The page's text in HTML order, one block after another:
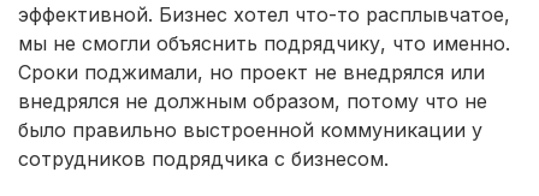
эффективной. Бизнес хотел что-то расплывчатое,
мы не смогли объяснить подрядчику, что именно.
Сроки поджимали, но проект не внедрялся или
внедрялся не должным образом, потому что не
было правильно выстроенной коммуникации у
сотрудников подрядчика с бизнесом.